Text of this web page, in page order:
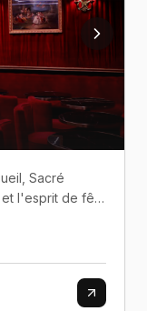
Sacré
l'esprit de fête
dansante..